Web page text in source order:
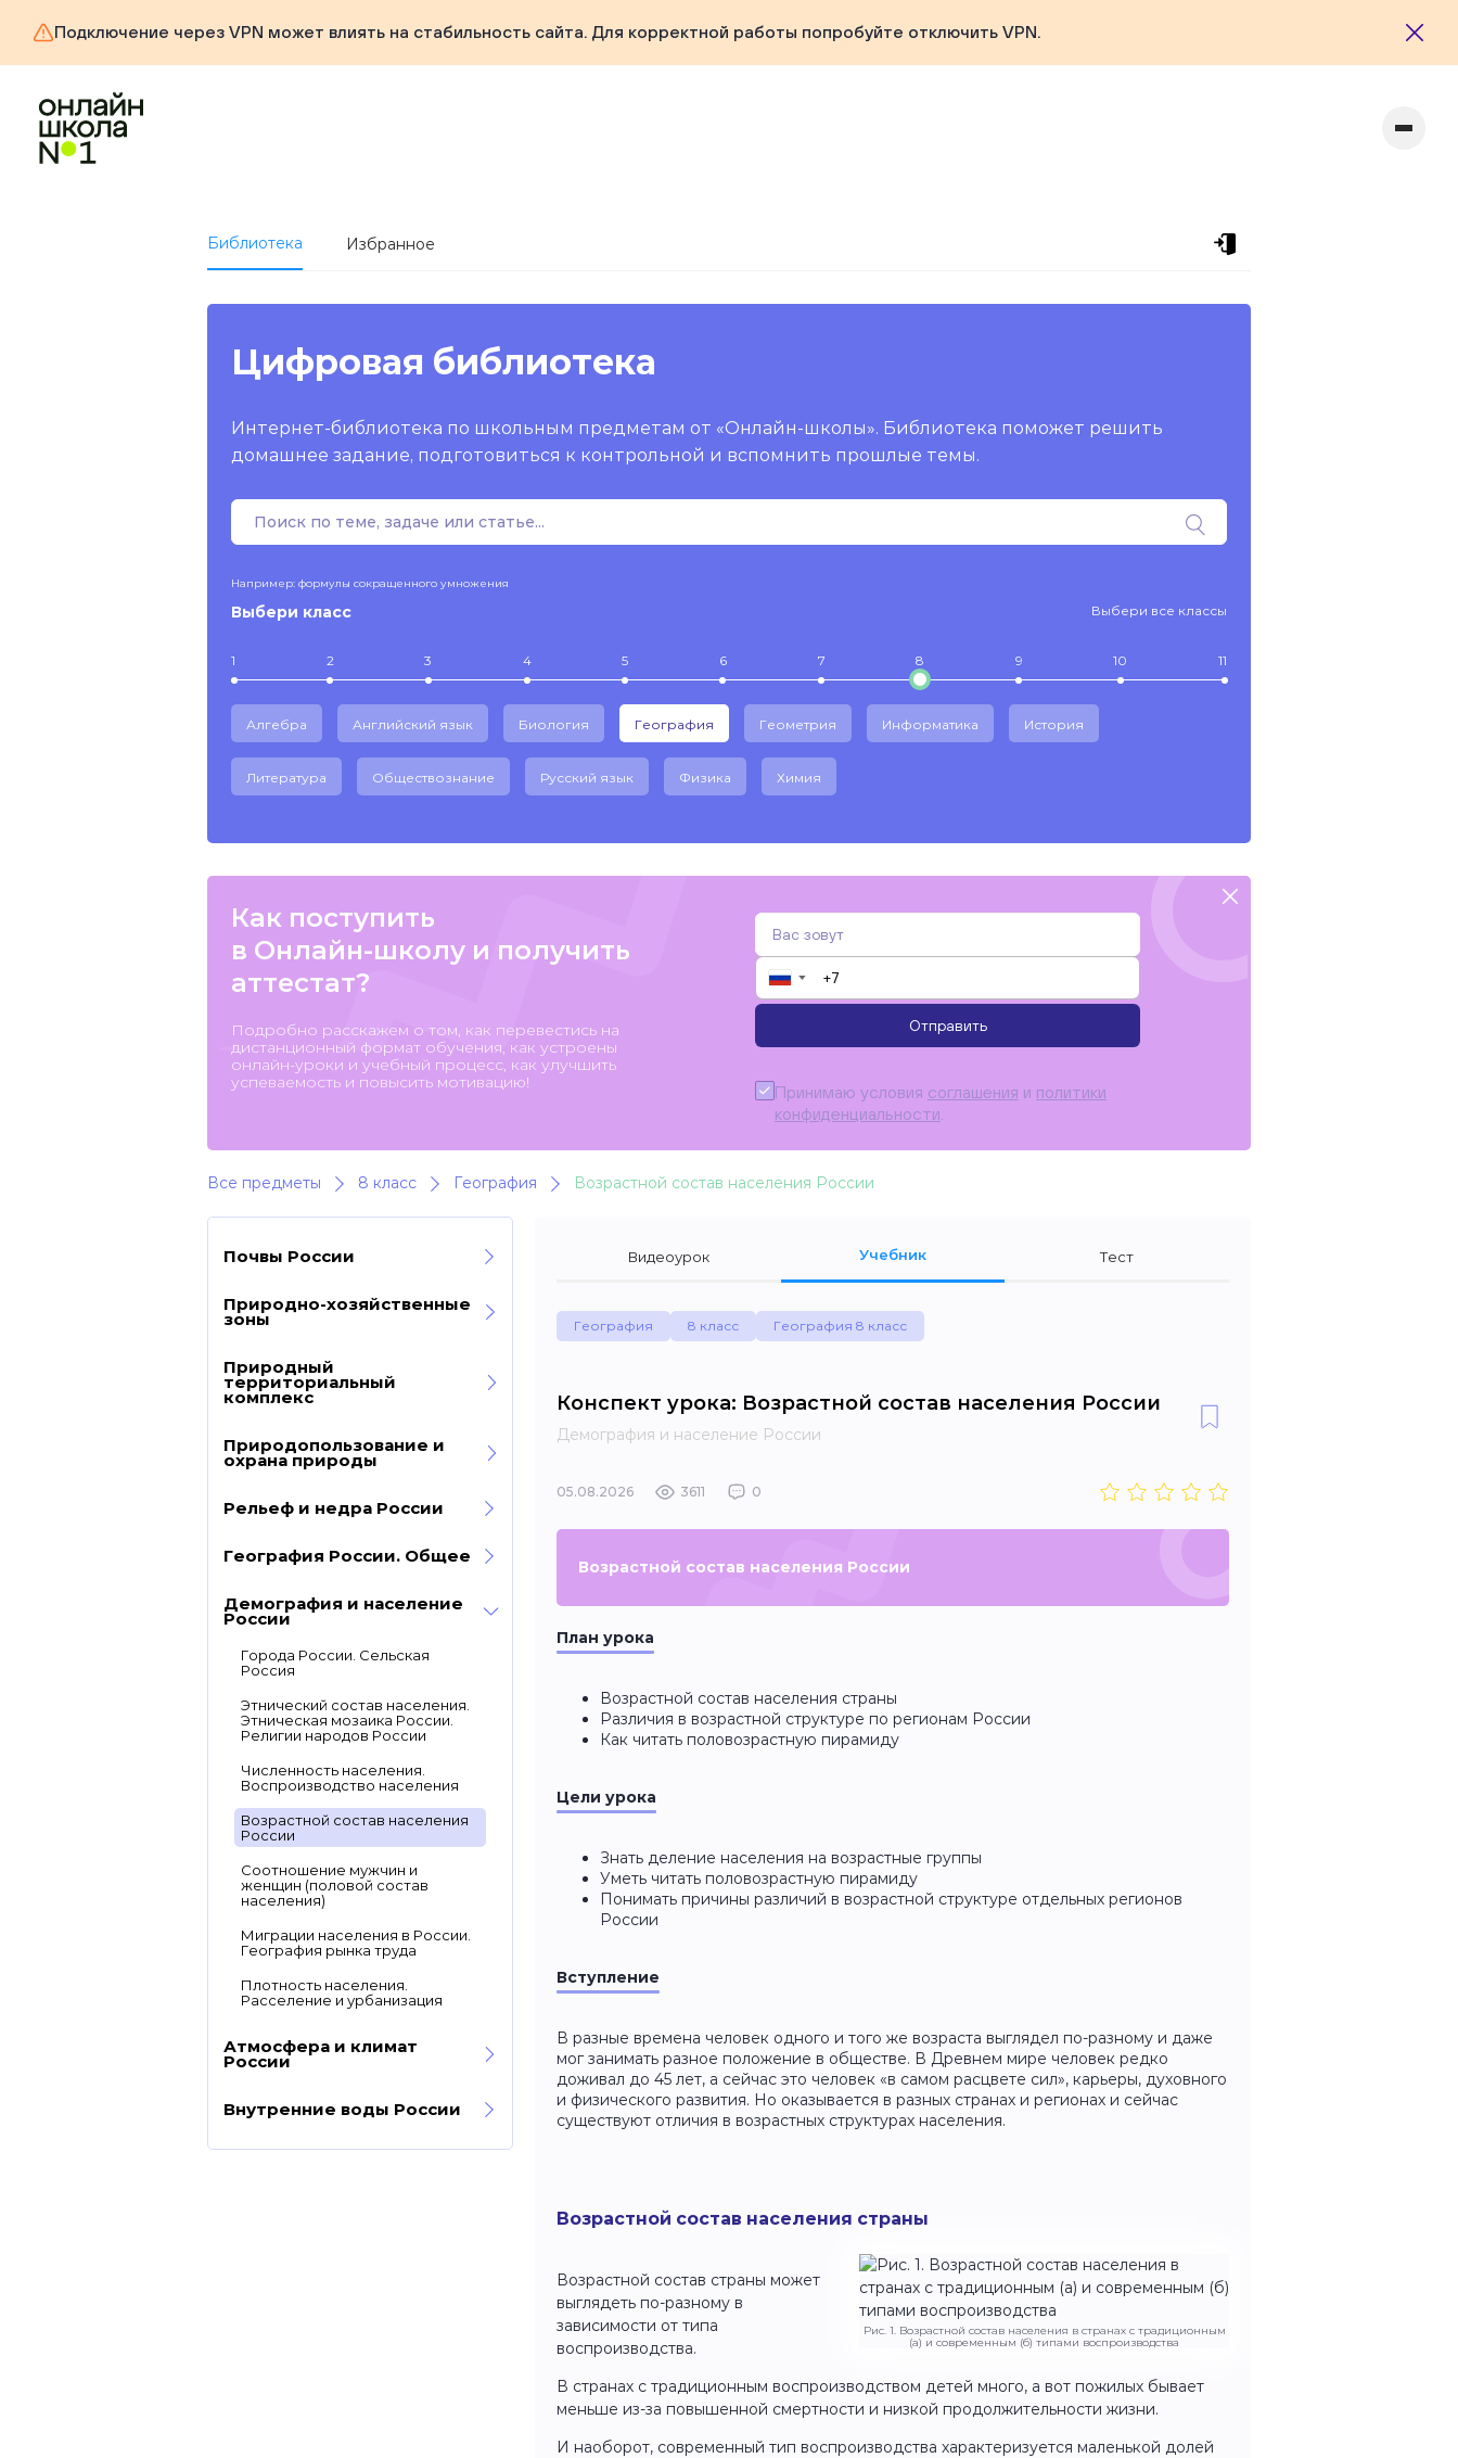
Подключение через VPN может влиять на стабильность сайта. Для корректной работы попробуйте отключить VPN.
Библиотека Избранное
Цифровая библиотека
Интернет-библиотека по школьным предметам от «Онлайн-школы». Библиотека поможет решить
домашнее задание, подготовиться к контрольной и вспомнить прошлые темы.
Например: формулы сокращенного умножения
Выбери класс Выбери все классы
1 2 3 4 5 6 7 8 9 10 11
Алгебра Английский язык Биология География Геометрия Информатика История
Литература Обществознание Русский язык Физика Химия
Как поступить
в Онлайн-школу и получить
аттестат?
Подробно расскажем о том, как перевестись на
дистанционный формат обучения, как устроены
онлайн-уроки и учебный процесс, как улучшить
успеваемость и повысить мотивацию!
▼
Отправить
Принимаю условия соглашения и политики
конфиденциальности
Все предметы 8 класс География Возрастной состав населения России
Почвы России
Природно-хозяйственные
зоны
Природный
территориальный
комплекс
Природопользование и
охрана природы
Рельеф и недра России
География России. Общее
Демография и население
России
Города России. Сельская
Россия
Этнический состав населения.
Этническая мозаика России.
Религии народов России
Численность населения.
Воспроизводство населения
Возрастной состав населения
России
Соотношение мужчин и
женщин (половой состав
населения)
Миграции населения в России.
География рынка труда
Плотность населения.
Расселение и урбанизация
Атмосфера и климат
России
Внутренние воды России
Видеоурок Учебник Тест
География 8 класс География 8 класс
Конспект урока: Возрастной состав населения России
Демография и население России
05.08.2026 3611 0
Возрастной состав населения России
План урока
Возрастной состав населения страны
Различия в возрастной структуре по регионам России
Как читать половозрастную пирамиду
Цели урока
Знать деление населения на возрастные группы
Уметь читать половозрастную пирамиду
Понимать причины различий в возрастной структуре отдельных регионов
России
Вступление
В разные времена человек одного и того же возраста выглядел по-разному и даже
мог занимать разное положение в обществе. В Древнем мире человек редко
доживал до 45 лет, а сейчас это человек «в самом расцвете сил», карьеры, духовного
и физического развития. Но оказывается в разных странах и регионах и сейчас
существуют отличия в возрастных структурах населения.
Возрастной состав населения страны
Рис. 1. Возрастной состав населения в странах с традиционным
(а) и современным (б) типами воспроизводства
Возрастной состав страны может
выглядеть по-разному в
зависимости от типа
воспроизводства.
В странах с традиционным воспроизводством детей много, а вот пожилых бывает
меньше из-за повышенной смертности и низкой продолжительности жизни.
И наоборот, современный тип воспроизводства характеризуется маленькой долей